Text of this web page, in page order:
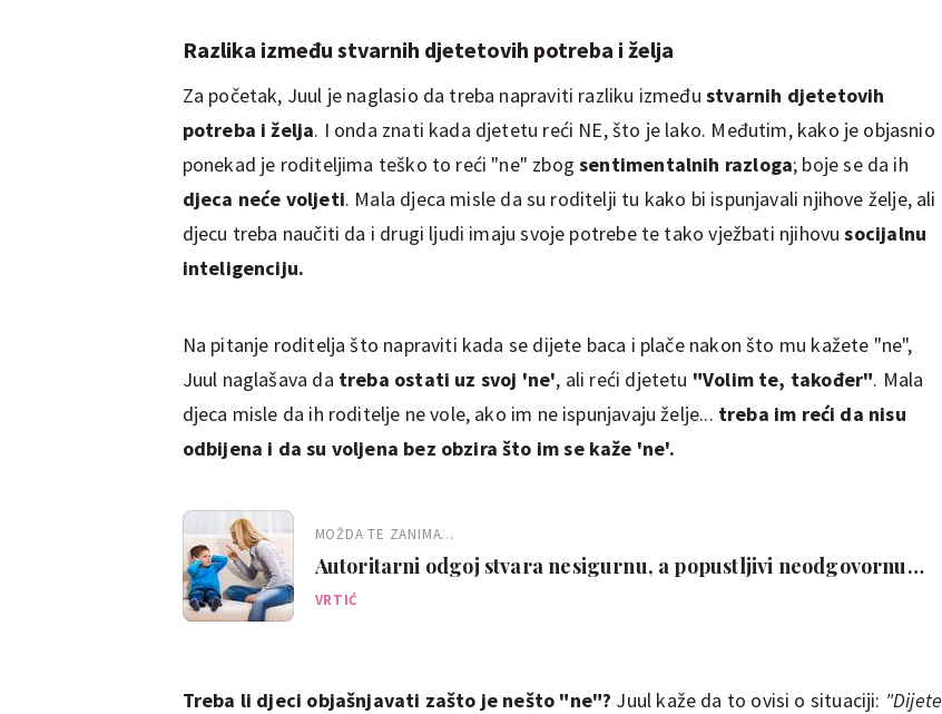
Razlika između stvarnih djetetovih potreba i želja
Za početak, Juul je naglasio da treba napraviti razliku između stvarnih djetetovih
potreba i želja. I onda znati kada djetetu reći NE, što je lako. Međutim, kako je objasnio
ponekad je roditeljima teško to reći "ne" zbogsentimentalnih razloga; boje se da ih
djeca neće voljeti. Mala djeca misle da su roditelji tu kako bi ispunjavali njihove želje, ali
djecu treba naučiti da i drugi ljudi imaju svoje potrebe te tako vježbati njihovusocijalnu
inteligenciju.
Na pitanje roditelja što napraviti kada se dijete baca i plače nakon što mu kažete "ne",
Juul naglašava da treba ostati uz svoj 'ne', ali reći djetetu "Volim te, također". Mala
djeca misle da ih roditelje ne vole, ako im ne ispunjavaju želje... treba im reći da nisu
odbijena i da su voljena bez obzira što im se kaže 'ne'.
MOŽDA TE ZANIMA...
Autoritarni odgoj stvara nesigurnu, a popustljivi neodgovornu
djecu
VRTIĆ
Treba li djeci objašnjavati zašto je nešto "ne"? Juul kaže da to ovisi o situaciji: "Dijete